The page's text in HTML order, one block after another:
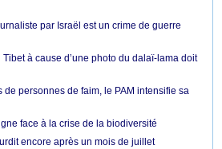
par Israël est un crime de guerre
à cause d’une photo du dalaï-lama doit
de personnes de faim, le PAM intensifie sa
face à la crise de la biodiversité
encore après un mois de juillet